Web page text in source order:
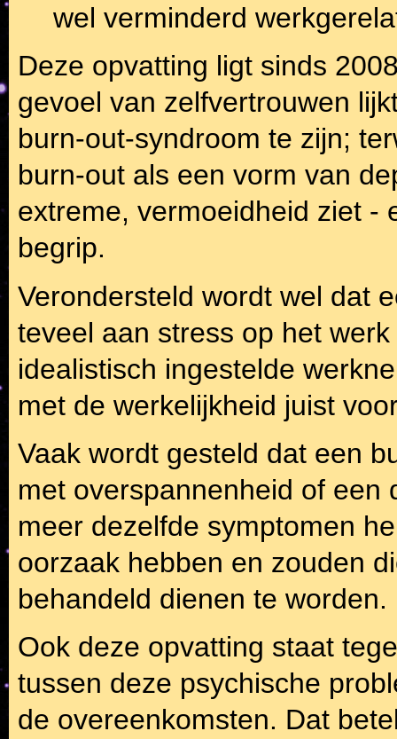
wel verminderd
Deze opvatting ligt sinds
gevoel van zelfvertrouwen
burn-out-syndroom te zijn;
burn-out als een vorm van
extreme, vermoeidheid ziet -
begrip.
Verondersteld wordt wel dat
teveel aan stress op het
idealistisch ingestelde
met de werkelijkheid juist
Vaak wordt gesteld dat een
met overspannenheid of een
meer dezelfde symptomen
oorzaak hebben en zouden
behandeld dienen te worden.
Ook deze opvatting staat
tussen deze psychische
de overeenkomsten. Dat